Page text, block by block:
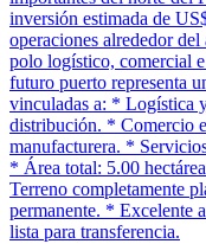
inversión estimada de
operaciones alrededor
polo logístico, comercial
futuro puerto representa
vinculadas a: * Logística
distribución. * Comercio
manufacturera. *
* Área total: 5.00
Terreno completamente
permanente. * Excelente
lista para transferencia.